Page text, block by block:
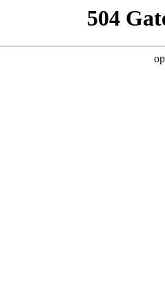
504